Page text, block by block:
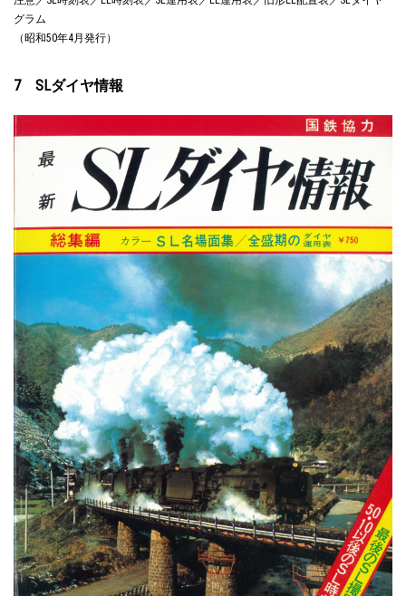
グラム
（昭和50年4月発行）
7 SLダイヤ情報